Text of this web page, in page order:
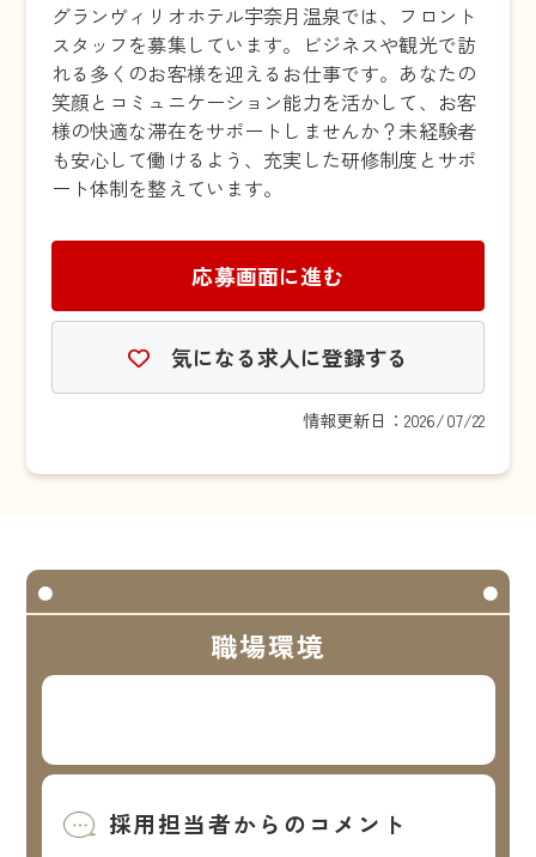
グランヴィリオホテル宇奈月温泉では、フロント
スタッフを募集しています。ビジネスや観光で訪
れる多くのお客様を迎えるお仕事です。あなたの
笑顔とコミュニケーション能力を活かして、お客
様の快適な滞在をサポートしませんか？未経験者
も安心して働けるよう、充実した研修制度とサポ
ート体制を整えています。
応募画面に進む
気になる求人に登録する
情報更新日：2026/07/22
職場環境
採用担当者からのコメント